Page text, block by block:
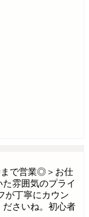
まで営業◎＞お仕
雰囲気のプライ
が丁寧にカウン
さいね。初心者